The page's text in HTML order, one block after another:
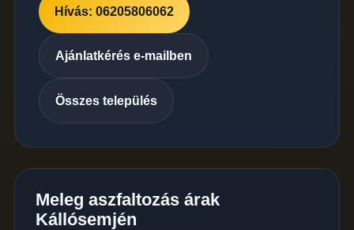
Hívás: 06205806062
Ajánlatkérés e-mailben
Összes település
Meleg aszfaltozás árak
Kállósemjén